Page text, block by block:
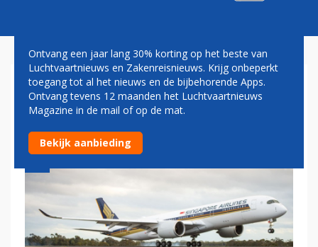
SINGAPORE AIRLINES OPENT
LIJNDIENST NAAR BRUSSEL
Ontvang een jaar lang 30% korting op het beste van
Luchtvaartnieuws en Zakenreisnieuws. Krijg onbeperkt
toegang tot al het nieuws en de bijbehorende Apps.
Ontvang tevens 12 maanden het Luchtvaartnieuws
Magazine in de mail of op de mat.
Bekijk aanbieding